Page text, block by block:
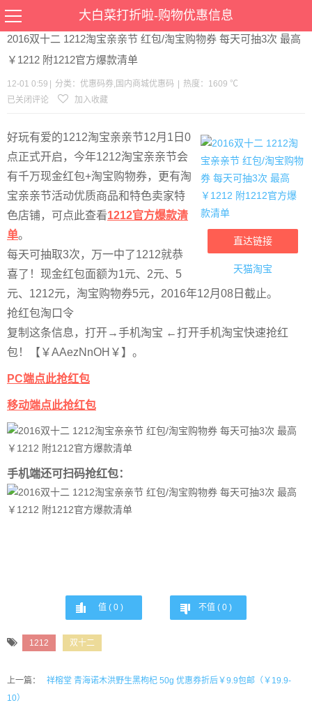
大白菜打折啦-购物优惠信息
当前位置： 优惠>优惠码券国内商城优惠码>文章详情
2016双十二 1212淘宝亲亲节 红包/淘宝购物券 每天可抽3次 最高
￥1212 附1212官方爆款清单
12-01 0:59 分类： 优惠码券, 国内商城优惠码
热度：1609 ℃
已关闭评论
加入收藏
直达链接
天猫淘宝
好玩有爱的1212淘宝亲亲节12月1日0
点正式开启，今年1212淘宝亲亲节会
有千万现金红包+淘宝购物券，更有淘
宝亲亲节活动优质商品和特色卖家特
色店铺，可点此查看1212官方爆款清
单。
每天可抽取3次，万一中了1212就恭
喜了！现金红包面额为1元、2元、5
元、1212元，淘宝购物券5元，2016年12月08日截止。
抢红包淘口令
复制这条信息，打开→手机淘宝 ←打开手机淘宝快速抢红
包！【￥AAezNnOH￥】。
PC端点此抢红包
移动端点此抢红包
手机端还可扫码抢红包：
值 ( 0 ) 不值 ( 0 )
1212 双十二
上一篇：
祥榕堂 青海诺木洪野生黑枸杞 50g 优惠券折后￥9.9包邮（￥19.9-
10）